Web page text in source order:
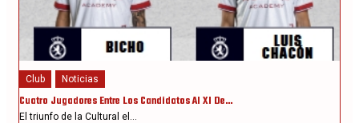
Club Noticias
Cuatro Jugadores Entre Los Candidatos Al XI De…
El triunfo de la Cultural el…